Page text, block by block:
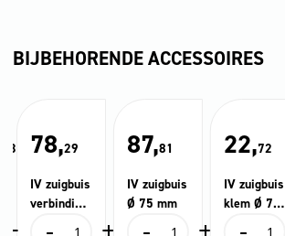
BIJBEHORENDE ACCESSOIRES
78,29
IV zuigbuis
verbinding
IV
87,81
IV zuigbuis
Ø 75 mm
IV
22,72
IV zuigbuis
klem Ø 74-
IV
03